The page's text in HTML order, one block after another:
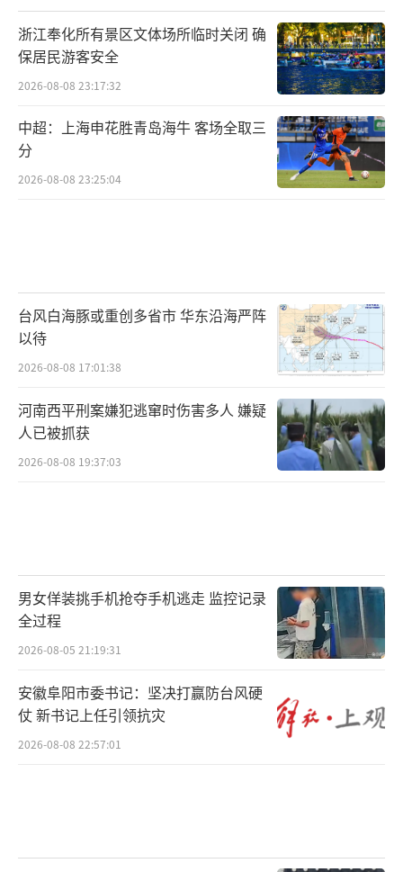
浙江奉化所有景区文体场所临时关闭 确
保居民游客安全
2026-08-08 23:17:32
中超：上海申花胜青岛海牛 客场全取三
分
2026-08-08 23:25:04
台风白海豚或重创多省市 华东沿海严阵
以待
2026-08-08 17:01:38
河南西平刑案嫌犯逃窜时伤害多人 嫌疑
人已被抓获
2026-08-08 19:37:03
男女佯装挑手机抢夺手机逃走 监控记录
全过程
2026-08-05 21:19:31
安徽阜阳市委书记：坚决打赢防台风硬
仗 新书记上任引领抗灾
2026-08-08 22:57:01